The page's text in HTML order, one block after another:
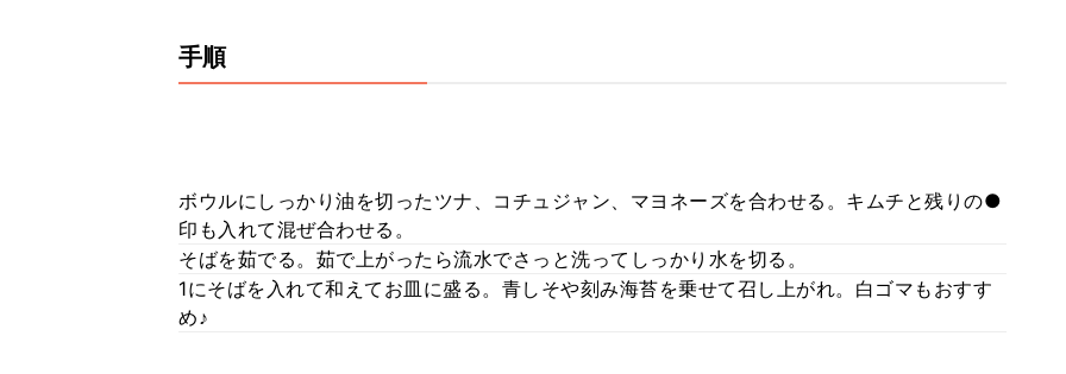
手順
ボウルにしっかり油を切ったツナ、コチュジャン、マヨネーズを合わせる。キムチと残りの●
印も入れて混ぜ合わせる。
そばを茹でる。茹で上がったら流水でさっと洗ってしっかり水を切る。
1にそばを入れて和えてお皿に盛る。青しそや刻み海苔を乗せて召し上がれ。白ゴマもおすす
め♪